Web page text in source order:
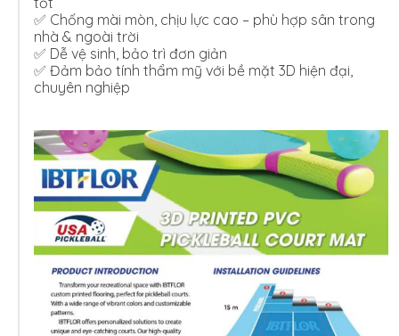
✅ Chống mài mòn, chịu lực cao – phù hợp sân trong
nhà & ngoài trời
✅ Dễ vệ sinh, bảo trì đơn giản
✅ Đảm bảo tính thẩm mỹ với bề mặt 3D hiện đại,
chuyên nghiệp